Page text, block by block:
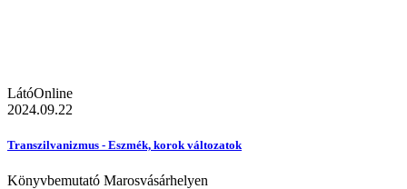
LátóOnline
2024.09.22
Transzilvanizmus - Eszmék, korok változatok
Könyvbemutató Marosvásárhelyen